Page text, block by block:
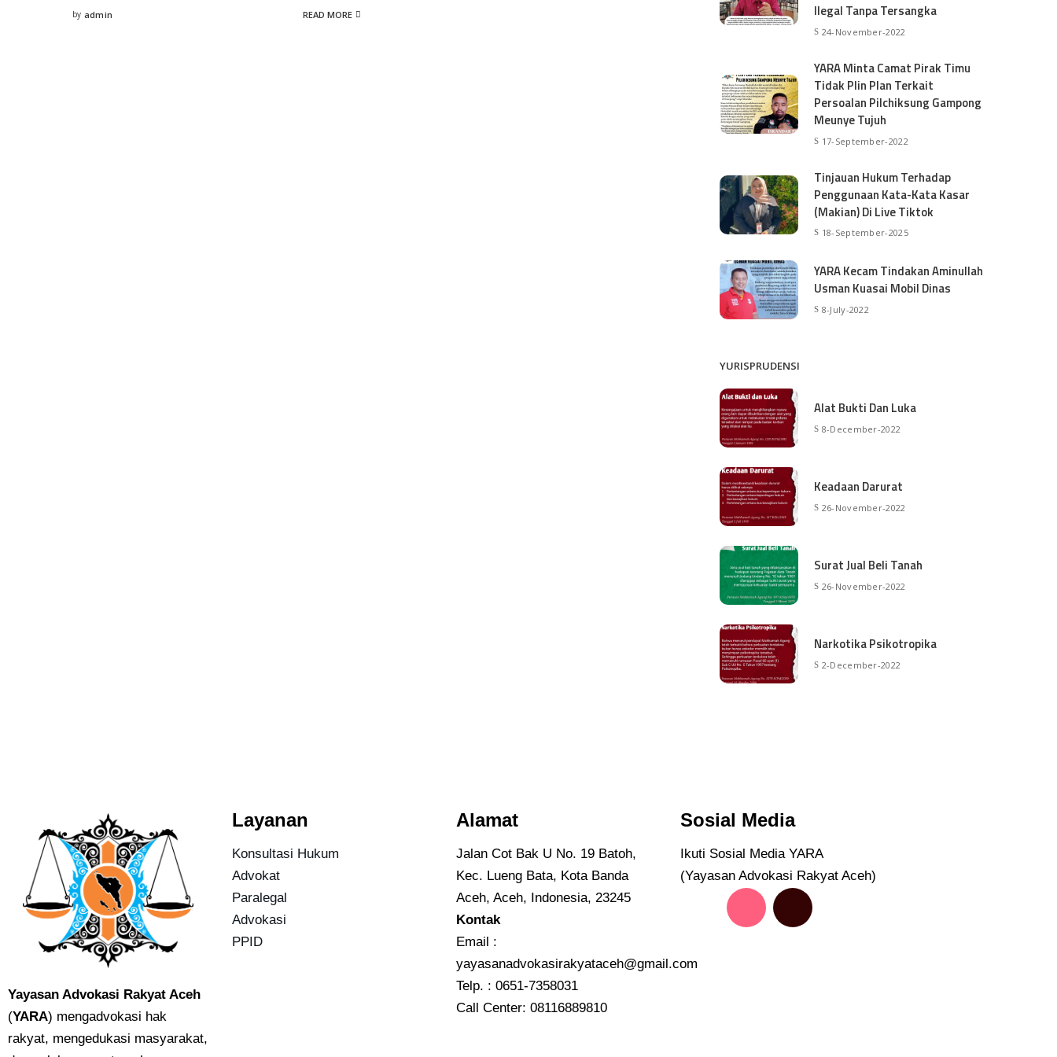
by admin READ MORE
Ilegal Tanpa Tersangka
24-November-2022
YARA Minta Camat Pirak Timu
Tidak Plin Plan Terkait
Persoalan Pilchiksung Gampong
Meunye Tujuh
17-September-2022
Tinjauan Hukum Terhadap
Penggunaan Kata-Kata Kasar
(Makian) Di Live Tiktok
18-September-2025
YARA Kecam Tindakan Aminullah
Usman Kuasai Mobil Dinas
8-July-2022
YURISPRUDENSI
Alat Bukti Dan Luka
8-December-2022
Keadaan Darurat
26-November-2022
Surat Jual Beli Tanah
26-November-2022
Narkotika Psikotropika
2-December-2022
Yayasan Advokasi Rakyat Aceh
(YARA) mengadvokasi hak
rakyat, mengedukasi masyarakat,
Layanan
Konsultasi Hukum
Advokat
Paralegal
Advokasi
PPID
Alamat
Jalan Cot Bak U No. 19 Batoh,
Kec. Lueng Bata, Kota Banda
Aceh, Aceh, Indonesia, 23245
Kontak
Email :
yayasanadvokasirakyataceh@gmail.com
Telp. : 0651-7358031
Call Center: 08116889810
Sosial Media
Ikuti Sosial Media YARA
(Yayasan Advokasi Rakyat Aceh)